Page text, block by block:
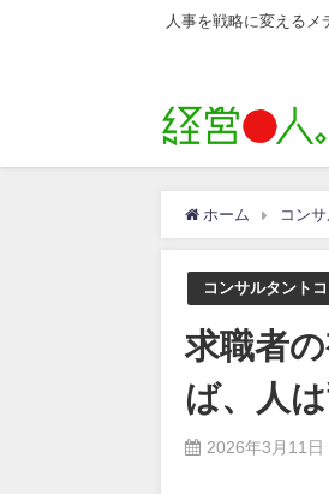
人事を戦略に変える
ホーム コン
コンサルタント
求職者
ば、人
2026年3月11日